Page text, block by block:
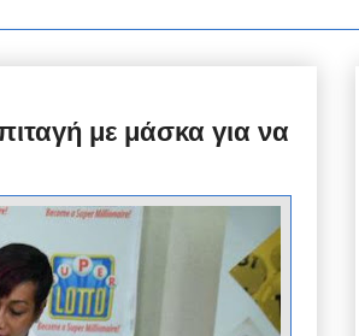
με μάσκα για να